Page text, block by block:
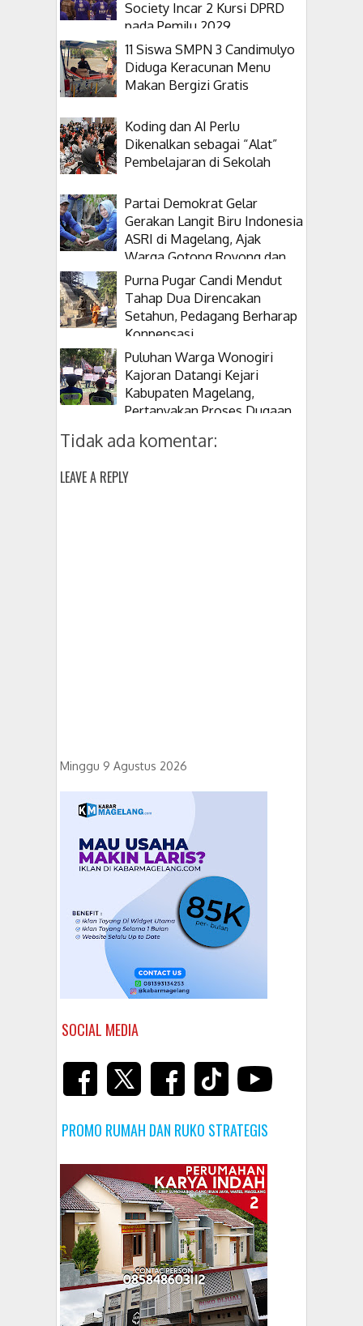
Society Incar 2 Kursi DPRD
pada Pemilu 2029
11 Siswa SMPN 3 Candimulyo
Diduga Keracunan Menu
Makan Bergizi Gratis
Koding dan AI Perlu
Dikenalkan sebagai “Alat”
Pembelajaran di Sekolah
Partai Demokrat Gelar
Gerakan Langit Biru Indonesia
ASRI di Magelang, Ajak
Warga Gotong Royong dan
Tanam Pohon
Purna Pugar Candi Mendut
Tahap Dua Direncakan
Setahun, Pedagang Berharap
Konpensasi
Puluhan Warga Wonogiri
Kajoran Datangi Kejari
Kabupaten Magelang,
Pertanyakan Proses Dugaan
Tidak ada komentar:
LEAVE A REPLY
Minggu 9 Agustus 2026
SOCIAL MEDIA
PROMO RUMAH DAN RUKO STRATEGIS